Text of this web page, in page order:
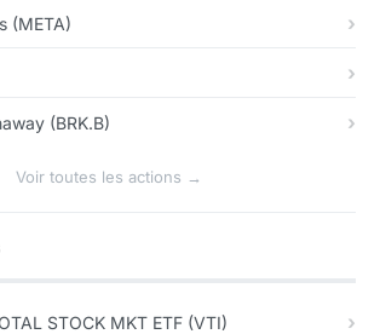
(META)
(BRK.B)
Voir toutes les actions →
STOCK MKT ETF (VTI)